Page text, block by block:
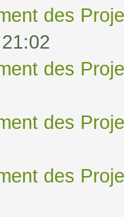
des
des
des
des